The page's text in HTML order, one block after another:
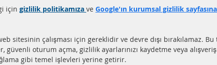
LİNKLER
PARTİKÜL FİLTRESİ TEMİZLİĞİ
(KAT)
MÜŞTERİ
Ödeme şekilleri
için gizlilik politikamıza ve Google'ın kurumsal gizlilik sayfasına
sitesinin çalışması için gereklidir ve devre dışı bırakılamaz.
güvenli oturum açma, gizlilik ayarlarınızı kaydetme veya
gibi temel işlevleri yerine getirir.